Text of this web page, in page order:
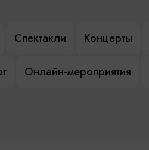
Спектакли Концерты
Онлайн-мероприятия